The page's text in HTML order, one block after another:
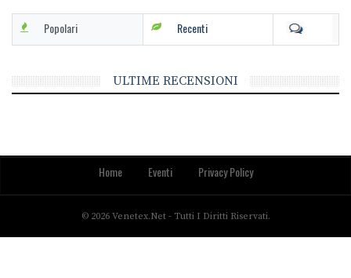
Popolari Recenti
ULTIME RECENSIONI
Home Eventi Privacy Policy
© 2026 Venetex.net - Tutti I Diritti Riservati.